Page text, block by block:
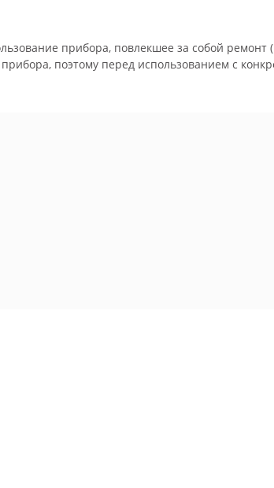
прибора, повлекшее за собой ремонт
поэтому перед использованием с